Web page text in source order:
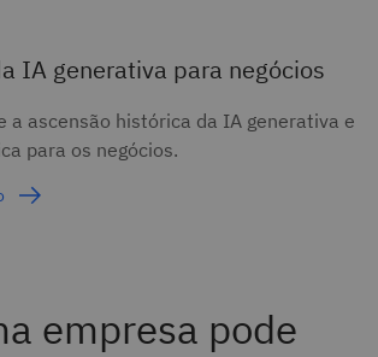
IA generativa para negócios
a ascensão histórica da IA generativa e
para os negócios.
empresa pode